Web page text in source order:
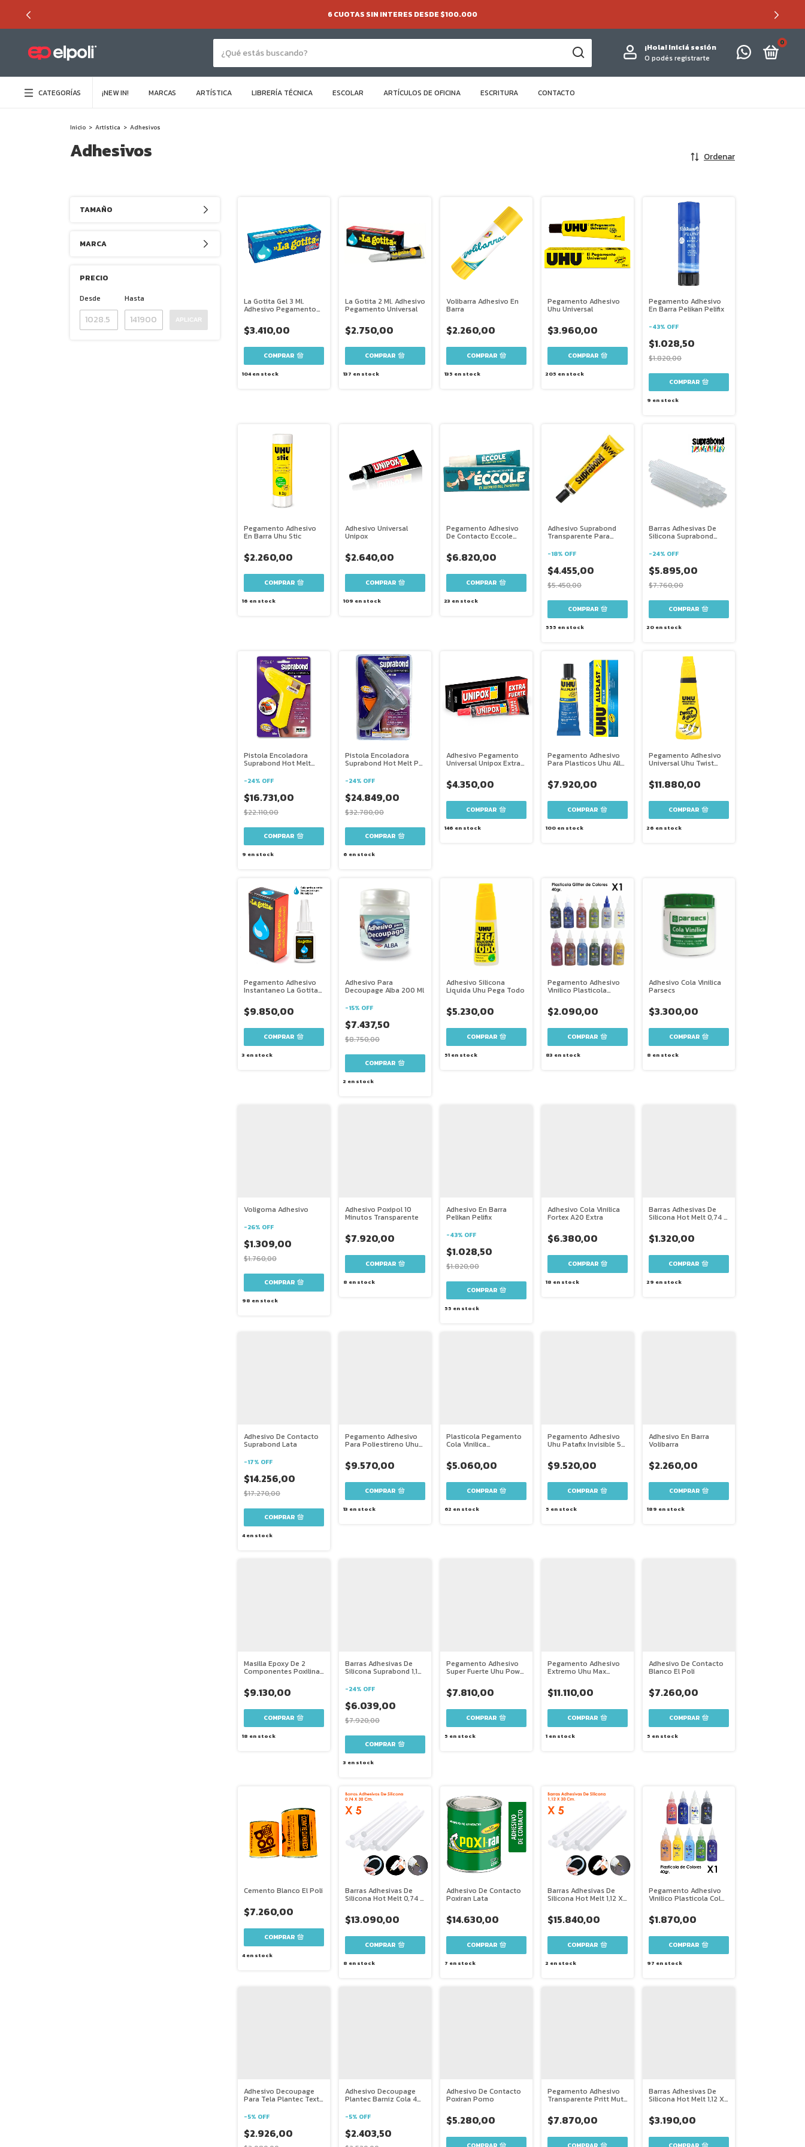
6 CUOTAS SIN INTERES DESDE $100.000
¡Hola!Iniciá sesión
O podés registrarte
0
CATEGORÍAS ¡NEW IN! MARCAS ARTÍSTICA LIBRERÍA TÉCNICA ESCOLAR ARTÍCULOS DE OFICINA ESCRITURA CONTACTO
Inicio > Artística > Adhesivos
Adhesivos Ordenar
TAMAÑO
MARCA
PRECIO
Desde
Hasta
APLICAR
La Gotita Gel 3 Ml.
Adhesivo Pegamento
$3.410,00
104en stock
La Gotita 2 Ml. Adhesivo
Pegamento Universal
$2.750,00
137 en stock
Volibarra Adhesivo En
Barra
$2.260,00
COMPRAR
135 en stock
Pegamento Adhesivo
Uhu Universal
$3.960,00
COMPRAR
205 en stock
Pegamento Adhesivo
En Barra Pelikan Pelifix
-43% OFF
$1.028,50
$1.820,00
COMPRAR
9 en stock
Pegamento Adhesivo
En Barra Uhu Stic
$2.260,00
COMPRAR
16 en stock
Adhesivo Universal
Unipox
$2.640,00
COMPRAR
109 en stock
Pegamento Adhesivo
De Contacto Eccole
$6.820,00
23 en stock
Adhesivo Suprabond
Transparente Para
-18% OFF
$4.455,00
$5.450,00
COMPRAR
555 en stock
Barras Adhesivas De
Silicona Suprabond
-24% OFF
$5.895,00
$7.760,00
20en stock
Pistola Encoladora
Suprabond Hot Melt
-24% OFF
$16.731,00
$22.110,00
9 en stock
Pistola Encoladora
Suprabond Hot Melt Px
-24% OFF
$24.849,00
$32.780,00
6 en stock
Adhesivo Pegamento
Universal Unipox Extra
$4.350,00
146 en stock
Pegamento Adhesivo
Para Plasticos Uhu All
$7.920,00
100en stock
Pegamento Adhesivo
Universal Uhu Twist
$11.880,00
26 en stock
Pegamento Adhesivo
Instantaneo La Gotita
$9.850,00
3 en stock
Adhesivo Para
Decoupage Alba 200 Ml
-15% OFF
$7.437,50
$8.750,00
2 en stock
Adhesivo Silicona
Liquida Uhu Pega Todo
$5.230,00
COMPRAR
51en stock
Pegamento Adhesivo
Vinilico Plasticola
$2.090,00
83 en stock
Adhesivo Cola Vinilica
Parsecs
$3.300,00
COMPRAR
8 en stock
Voligoma Adhesivo
-26% OFF
$1.309,00
$1.760,00
COMPRAR
98 en stock
Adhesivo Poxipol 10
Minutos Transparente
$7.920,00
COMPRAR
8 en stock
Adhesivo En Barra
Pelikan Pelifix
-43% OFF
$1.028,50
$1.820,00
COMPRAR
55 en stock
Adhesivo Cola Vinilica
Fortex A20 Extra
$6.380,00
COMPRAR
18 en stock
Barras Adhesivas De
Silicona Hot Melt 0,74 X
$1.320,00
29 en stock
Adhesivo De Contacto
Suprabond Lata
-17% OFF
$14.256,00
$17.270,00
COMPRAR
4en stock
Pegamento Adhesivo
Para Poliestireno Uhu
$9.570,00
13 en stock
Plasticola Pegamento
Cola Vinilica
$5.060,00
COMPRAR
62 en stock
Pegamento Adhesivo
Uhu Patafix Invisible 56
$9.520,00
5 en stock
Adhesivo En Barra
Volibarra
$2.260,00
COMPRAR
189 en stock
Masilla Epoxy De 2
Componentes Poxilina
$9.130,00
18 en stock
Barras Adhesivas De
Silicona Suprabond 1,12
-24% OFF
$6.039,00
$7.920,00
3 en stock
Pegamento Adhesivo
Super Fuerte Uhu Power
$7.810,00
5 en stock
Pegamento Adhesivo
Extremo Uhu Max
$11.110,00
1en stock
Adhesivo De Contacto
Blanco El Poli
$7.260,00
COMPRAR
5 en stock
Cemento Blanco El Poli
$7.260,00
COMPRAR
4en stock
Barras Adhesivas De
Silicona Hot Melt 0,74 X
$13.090,00
8 en stock
Adhesivo De Contacto
Poxiran Lata
$14.630,00
COMPRAR
7 en stock
Barras Adhesivas De
Silicona Hot Melt 1,12 X
$15.840,00
2 en stock
Pegamento Adhesivo
Vinilico Plasticola Color
$1.870,00
97 en stock
Adhesivo Decoupage
Para Tela Plantec Textil
-5% OFF
$2.926,00
Adhesivo Decoupage
Plantec Barniz Cola 40
-5% OFF
$2.403,50
Adhesivo De Contacto
Poxiran Pomo
$5.280,00
Pegamento Adhesivo
Transparente Pritt Muti
$7.870,00
Barras Adhesivas De
Silicona Hot Melt 1,12 X
$3.190,00